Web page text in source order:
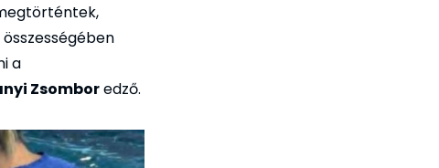
a
Zsomboredző.